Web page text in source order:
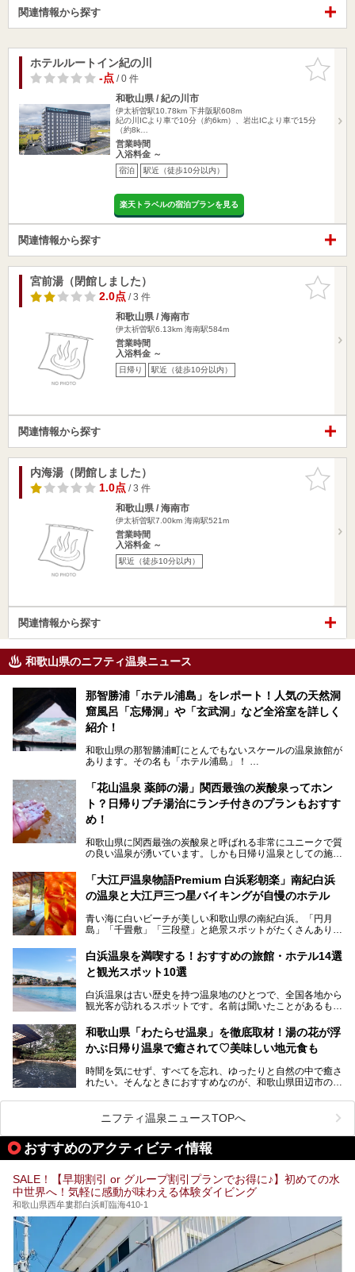
関連情報から探す
お気に入
りに追加
ホテルルートイン紀の川
-点/ 0 件
和歌山県 / 紀の川市
伊太祈曽駅10.78km 下井阪駅608m
紀の川ICより車で10分（約6km）、岩出ICより車で15分
（約8k…
営業時間
入浴料金 ～
宿泊 駅近（徒歩10分以内）
楽天トラベルの宿泊プランを見る
関連情報から探す
お気に入
りに追加
宮前湯（閉館しました）
2.0点/ 3 件
和歌山県 / 海南市
伊太祈曽駅6.13km 海南駅584m
営業時間
入浴料金 ～
日帰り 駅近（徒歩10分以内）
関連情報から探す
お気に入
りに追加
内海湯（閉館しました）
1.0点/ 3 件
和歌山県 / 海南市
伊太祈曽駅7.00km 海南駅521m
営業時間
入浴料金 ～
駅近（徒歩10分以内）
関連情報から探す
和歌山県のニフティ温泉ニュース
那智勝浦「ホテル浦島」をレポート！人気の天然洞
窟風呂「忘帰洞」や「玄武洞」など全浴室を詳しく
紹介！
和歌山県の那智勝浦町にとんでもないスケールの温泉旅館が
あります。その名も「ホテル浦島」！
泉。日本一長いエスカレーターで「本館」と「山上館」を結
び、海を一望する絶景も。
6ヵ所のお風呂のうち5ヵ所までは日帰り入浴も可。可愛ら
しいカメさんの形の送迎船「浦島丸」に乗っていざ、温泉の
湧く竜宮城へ！
───
提供元：那智勝浦町【PR】
この記事は那智勝浦町のPR記事です。
「花山温泉 薬師の湯」関西最強の炭酸泉ってホン
ト？日帰りプチ湯治にランチ付きのプランもおすす
め！
和歌山県に関西最強の炭酸泉と呼ばれる非常にユニークで質
の良い温泉が湧いています。しかも日帰り温泉としての施設
薬師の湯」。朝一番のお風呂にはパリパリシャリシャリと膜
が張って、それを砕きながら入浴できるとか！
ンチに人気のお食事処メニューも紹介しちゃいます！
「大江戸温泉物語Premium 白浜彩朝楽」南紀白浜
の温泉と大江戸三つ星バイキングが自慢のホテル
青い海に白いビーチが美しい和歌山県の南紀白浜。「円月
島」「千畳敷」「三段壁」と絶景スポットがたくさんありま
場する歴史の古さから日本三古湯の一つにも。
そんな「南紀白浜温泉」の「大江戸温泉物語Premium 白浜
グ」がスタートしました。温泉＆バイキング＆レジャースポ
ットとしてのこのホテルの魅力をたっぷり体験してきたので
───
提供元：大江戸温泉物語ホテルズ＆リゾーツ株式会社【P
この記事は大江戸温泉物語Premium 白浜彩朝楽のPR記事で
す。
白浜温泉を満喫する！おすすめの旅館・ホテル14選
と観光スポット10選
白浜温泉は古い歴史を持つ温泉地のひとつで、全国各地から
観光客が訪れるスポットです。名前は聞いたことがあるもの
か、実は知らない方も多いのではないでしょうか。
そこで今回は、白浜温泉ビギナー向けの基本情報をご紹介し
浜温泉を訪れるなら外せない観光スポットも合わせてご紹介
します。
和歌山県「わたらせ温泉」を徹底取材！湯の花が浮
かぶ日帰り温泉で癒されて♡美味しい地元食も
時間を気にせず、すべてを忘れ、ゆったりと自然の中で癒さ
れたい。そんなときにおすすめなのが、和歌山県田辺市の
の豊かな山々を眺めながら、どんどん期待が膨らみますよ。
「わたらせ温泉」では、温泉に入れるだけではなく、地元の
特産品を使った食事をいただける「露天食堂」でお腹も満た
すことができます。ぜひチェックしてくださいね。
ニフティ温泉ニュースTOPへ
おすすめのアクティビティ情報
SALE！【早期割引 or グループ割引プランでお得に♪】初めての水
中世界へ！気軽に感動が味わえる体験ダイビング
和歌山県西牟婁郡白浜町臨海410-1